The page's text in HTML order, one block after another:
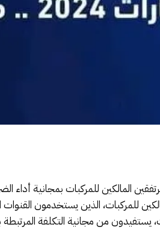
للمركبات، الذين يستخدمون
يستفيدون من مجانية التكلفة